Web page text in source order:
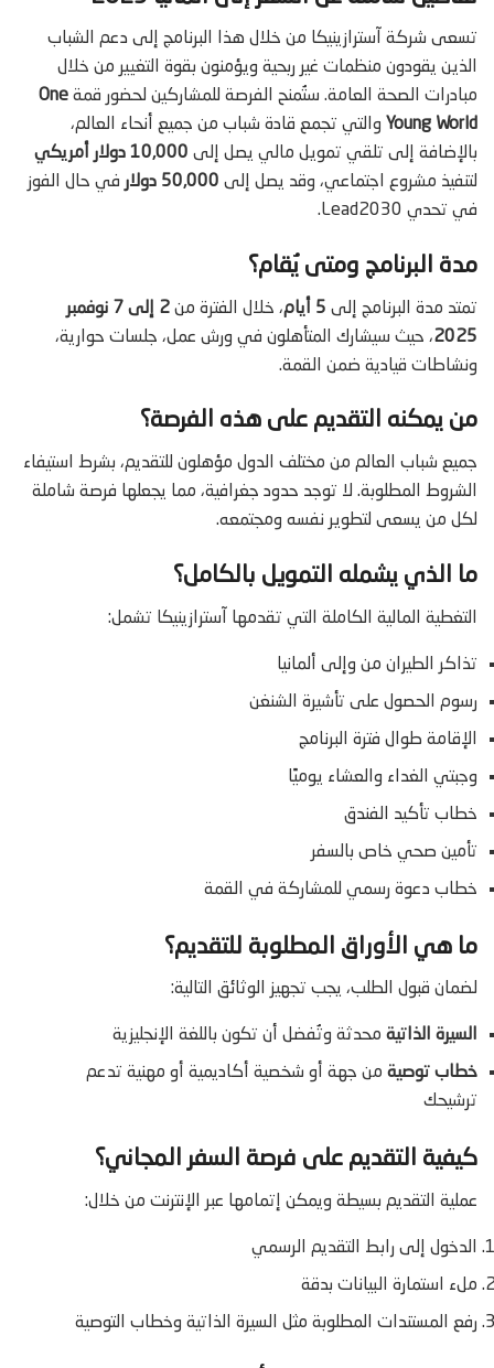
تسعى شركة آسترازينيكا من خلال هذا البرنامج إلى دعم الشباب
الذين يقودون منظمات غير ربحية ويؤمنون بقوة التغيير من خلال
مبادرات الصحة العامة. ستُمنح الفرصة للمشاركين لحضور قمة One
Young World والتي تجمع قادة شباب من جميع أنحاء العالم،
بالإضافة إلى تلقي تمويل مالي يصل إلى 10,000 دولار أمريكي
لتنفيذ مشروع اجتماعي، وقد يصل إلى 50,000 دولار
في حال الفوز
في تحدي Lead2030.
مدة البرنامج ومتى يُقام؟
تمتد مدة البرنامج إلى 5 أيام ، خلال الفترة من
2 إلى 7 نوفمبر
2025، حيث سيشارك المتأهلون في ورش عمل، جلسات حوارية،
ونشاطات قيادية ضمن القمة.
من يمكنه التقديم على هذه الفرصة؟
جميع شباب العالم من مختلف الدول مؤهلون للتقديم، بشرط استيفاء
الشروط المطلوبة. لا توجد حدود جغرافية، مما يجعلها فرصة شاملة
لكل من يسعى لتطوير نفسه ومجتمعه.
ما الذي يشمله التمويل بالكامل؟
التغطية المالية الكاملة التي تقدمها آسترازينيكا تشمل:
تذاكر الطيران من وإلى ألمانيا
رسوم الحصول على تأشيرة الشنغن
الإقامة طوال فترة البرنامج
وجبتي الغداء والعشاء يوميًا
خطاب تأكيد الفندق
تأمين صحي خاص بالسفر
خطاب دعوة رسمي للمشاركة في القمة
ما هي الأوراق المطلوبة للتقديم؟
لضمان قبول الطلب، يجب تجهيز الوثائق التالية:
السيرة الذاتية محدثة وتُفضل أن تكون باللغة الإنجليزية
خطاب توصية من جهة أو شخصية أكاديمية أو مهنية تدعم
ترشيحك
كيفية التقديم على فرصة السفر المجاني؟
عملية التقديم بسيطة ويمكن إتمامها عبر الإنترنت من خلال:
الدخول إلى رابط التقديم الرسمي
ملء استمارة البيانات بدقة
رفع المستندات المطلوبة مثل السيرة الذاتية وخطاب التوصية